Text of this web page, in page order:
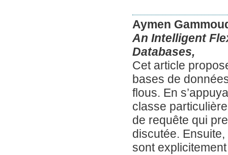
Aymen
An Intelligent
Databases,
Cet article
bases de
flous. En
classe
de requête qui
discutée.
sont